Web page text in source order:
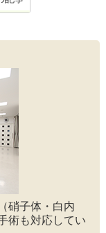
硝子体・白内
術も対応してい